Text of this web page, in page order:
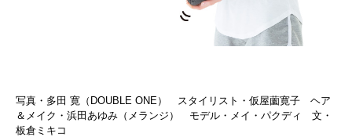
写真・多田 寛（DOUBLE ONE） スタイリスト・仮屋薗寛子 ヘア
＆メイク・浜田あゆみ（メランジ） モデル・メイ・パクディ 文・
板倉ミキコ